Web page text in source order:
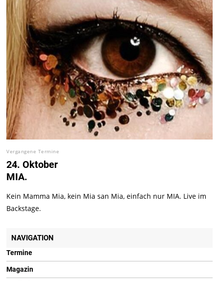
Vergangene Termine
24. Oktober
MIA.
Kein Mamma Mia, kein Mia san Mia, einfach nur MIA. Live im
Backstage.
NAVIGATION
Termine
Magazin